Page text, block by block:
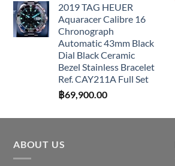
2019 TAG HEUER
Aquaracer Calibre 16
Chronograph
Automatic 43mm Black
Dial Black Ceramic
Bezel Stainless Bracelet
Ref. CAY211A Full Set
฿69,900.00
ABOUT US